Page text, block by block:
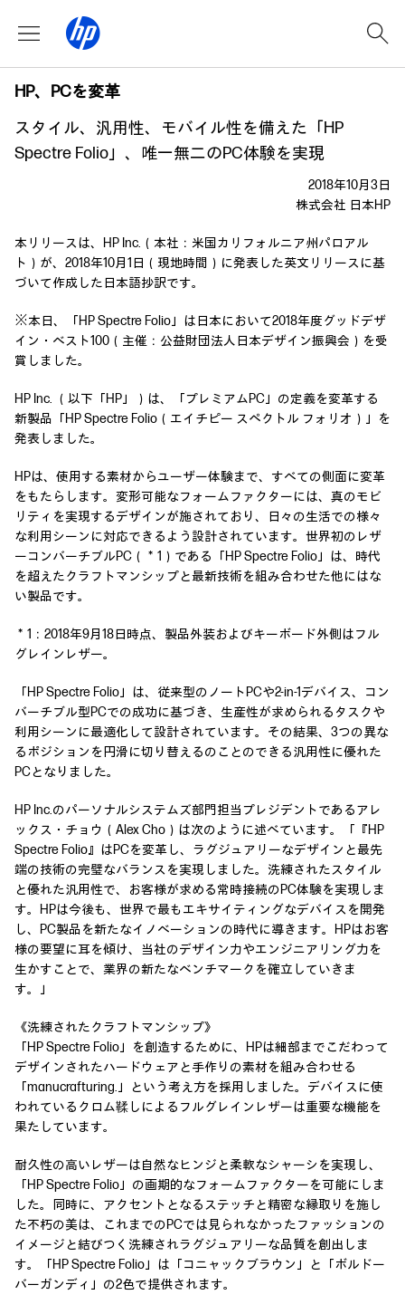
HP、PCを変革
スタイル、汎用性、モバイル性を備えた「HP
Spectre Folio」、唯一無二のPC体験を実現
2018年10月3日
株式会社 日本HP
本リリースは、HP Inc.（本社：米国カリフォルニア州パロアル
ト）が、2018年10月1日（現地時間）に発表した英文リリースに基
づいて作成した日本語抄訳です。
※本日、「HP Spectre Folio」は日本において2018年度グッドデザ
イン・ベスト100（主催：公益財団法人日本デザイン振興会）を受
賞しました。
HP Inc. （以下「HP」）は、「プレミアムPC」の定義を変革する
新製品「HP Spectre Folio（エイチピー スペクトル フォリオ）」を
発表しました。
HPは、使用する素材からユーザー体験まで、すべての側面に変革
をもたらします。変形可能なフォームファクターには、真のモビ
リティを実現するデザインが施されており、日々の生活での様々
な利用シーンに対応できるよう設計されています。世界初のレザ
ーコンバーチブルPC（＊1）である「HP Spectre Folio」は、時代
を超えたクラフトマンシップと最新技術を組み合わせた他にはな
い製品です。
＊1：2018年9月18日時点、製品外装およびキーボード外側はフル
グレインレザー。
「HP Spectre Folio」は、従来型のノートPCや2-in-1デバイス、コン
バーチブル型PCでの成功に基づき、生産性が求められるタスクや
利用シーンに最適化して設計されています。その結果、3つの異な
るポジションを円滑に切り替えるのことのできる汎用性に優れた
PCとなりました。
HP Inc.のパーソナルシステムズ部門担当プレジデントであるアレ
ックス・チョウ（Alex Cho）は次のように述べています。「『HP
Spectre Folio』はPCを変革し、ラグジュアリーなデザインと最先
端の技術の完璧なバランスを実現しました。洗練されたスタイル
と優れた汎用性で、お客様が求める常時接続のPC体験を実現しま
す。HPは今後も、世界で最もエキサイティングなデバイスを開発
し、PC製品を新たなイノベーションの時代に導きます。HPはお客
様の要望に耳を傾け、当社のデザイン力やエンジニアリング力を
生かすことで、業界の新たなベンチマークを確立していきま
す。」
《洗練されたクラフトマンシップ》
「HP Spectre Folio」を創造するために、HPは細部までこだわって
デザインされたハードウェアと手作りの素材を組み合わせる
「manucrafturing.」という考え方を採用しました。デバイスに使
われているクロム鞣しによるフルグレインレザーは重要な機能を
果たしています。
耐久性の高いレザーは自然なヒンジと柔軟なシャーシを実現し、
「HP Spectre Folio」の画期的なフォームファクターを可能にしま
した。同時に、アクセントとなるステッチと精密な縁取りを施し
た不朽の美は、これまでのPCでは見られなかったファッションの
イメージと結びつく洗練されラグジュアリーな品質を創出しま
す。「HP Spectre Folio」は「コニャックブラウン」と「ボルドー
バーガンディ」の2色で提供されます。